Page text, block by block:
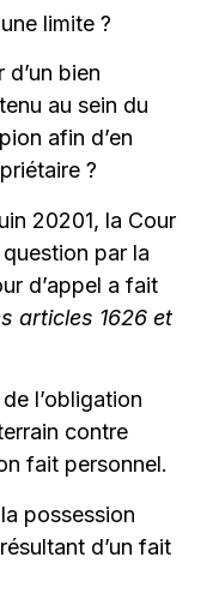
limite ?
bien
au sein du
afin d’en
?
20201, la Cour
par la
d’appel a fait
articles 1626 et
l’obligation
contre
fait personnel.
possession
d’un fait